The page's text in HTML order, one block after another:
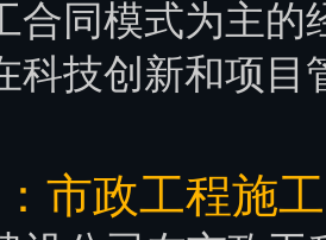
合同模式为主的
科技创新和项目
市政工程施工